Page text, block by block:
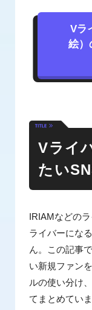
Vラ
絵）
Vライ
たい
IRIAMなどの
ライバーにな
ん。この記事
い新規ファン
ルの使い分け
てまとめていま